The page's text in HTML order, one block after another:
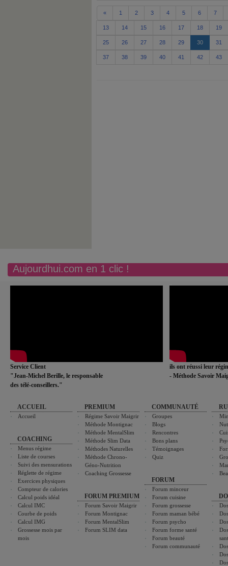
« 1 2 3 4 5 6 7
13 14 15 16 17 18 19
25 26 27 28 29 30 31
37 38 39 40 41 42 43
Aujourdhui.com en 1 clic !
Service Client
"Jean-Michel Berille, le responsable
des télé-conseillers."
ils ont réussi leur
- Méthode Savoir
ACCUEIL
Accueil
COACHING
Menus régime
Liste de courses
Suivi des mensurations
Réglette de régime
Exercices physiques
Compteur de calories
Calcul poids idéal
Calcul IMC
Courbe de poids
Calcul IMG
Grossesse mois par
mois
PREMIUM
Régime Savoir Maigrir
Méthode Montignac
Méthode MentalSlim
Méthode Slim Data
Méthodes Naturelles
Méthode Chrono-
Géno-Nutrition
Coaching Grossesse
FORUM PREMIUM
Forum Savoir Maigrir
Forum Montignac
Forum MentalSlim
Forum SLIM data
COMMUNAUTÉ
Groupes
Blogs
Rencontres
Bons plans
Témoignages
Quiz
FORUM
Forum minceur
Forum cuisine
Forum grossesse
Forum maman bébé
Forum psycho
Forum forme santé
Forum beauté
Forum communauté